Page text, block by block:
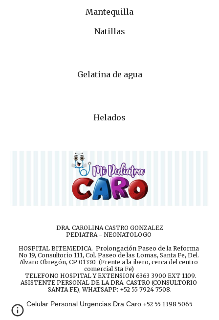
Mantequilla
Natillas
Gelatina de agua
Helados
DRA. CAROLINA CASTRO GONZALEZ
PEDIATRA - NEONATOLOGO
HOSPITAL BITEMEDICA.  Prolongación Paseo de la Reforma
No 19, Consultorio 111, Col. Paseo de las Lomas, Santa Fe, Del.
Alvaro Obregón, CP 01330  (Frente a la ibero, cerca del centro
comercial Sta Fe)
TELEFONO HOSPITAL Y EXTENSION 6363 3900 EXT 1109.
ASISTENTE PERSONAL DE LA DRA. CASTRO (CONSULTORIO
SANTA FE), WHATSAPP: +52 55 7924 7508.
Celular Personal Urgencias Dra Caro +52 55 1398 5065